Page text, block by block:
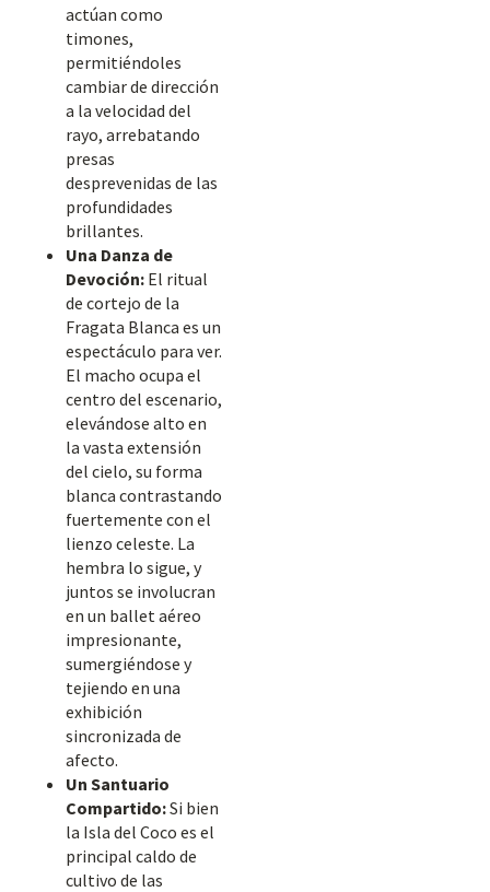
actúan como
timones,
permitiéndoles
cambiar de dirección
a la velocidad del
rayo, arrebatando
presas
desprevenidas de las
profundidades
brillantes.
Una Danza de
Devoción: El ritual
de cortejo de la
Fragata Blanca es un
espectáculo para ver.
El macho ocupa el
centro del escenario,
elevándose alto en
la vasta extensión
del cielo, su forma
blanca contrastando
fuertemente con el
lienzo celeste. La
hembra lo sigue, y
juntos se involucran
en un ballet aéreo
impresionante,
sumergiéndose y
tejiendo en una
exhibición
sincronizada de
afecto.
Un Santuario
Compartido:Si bien
la Isla del Coco es el
principal caldo de
cultivo de las